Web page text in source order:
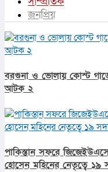
জনপ্রিয়
বরগুনা ও ভোলায় কোস্ট
আটক ২
পাকিস্তান সফরে
হোসেন মহিনের নেতৃত্বে ১৯